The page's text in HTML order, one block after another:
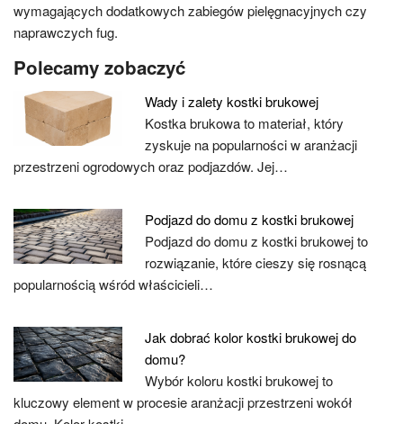
wymagających dodatkowych zabiegów pielęgnacyjnych czy
naprawczych fug.
Polecamy zobaczyć
Wady i zalety kostki brukowej
Kostka brukowa to materiał, który
zyskuje na popularności w aranżacji
przestrzeni ogrodowych oraz podjazdów. Jej…
Podjazd do domu z kostki brukowej
Podjazd do domu z kostki brukowej to
rozwiązanie, które cieszy się rosnącą
popularnością wśród właścicieli…
Jak dobrać kolor kostki brukowej do
domu?
Wybór koloru kostki brukowej to
kluczowy element w procesie aranżacji przestrzeni wokół